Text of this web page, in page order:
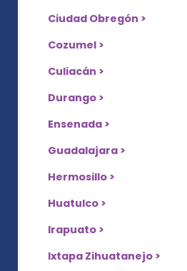
Ciudad Obregón >
Cozumel >
Culiacán >
Durango >
Ensenada >
Guadalajara >
Hermosillo >
Huatulco >
Irapuato >
Ixtapa Zihuatanejo >